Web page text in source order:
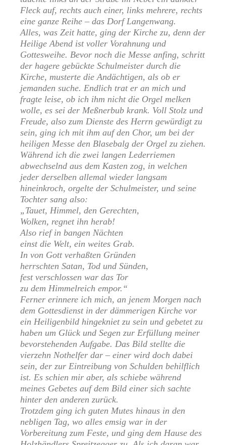
Fleck auf, rechts auch einer, links mehrere, rechts
eine ganze Reihe – das Dorf Langenwang.
Alles, was Zeit hatte, ging der Kirche zu, denn der
Heilige Abend ist voller Vorahnung und
Gottesweihe. Bevor noch die Messe anfing, schritt
der hagere gebückte Schulmeister durch die
Kirche, musterte die Andächtigen, als ob er
jemanden suche. Endlich trat er an mich und
fragte leise, ob ich ihm nicht die Orgel melken
wolle, es sei der Meßnerbub krank. Voll Stolz und
Freude, also zum Dienste des Herrn gewürdigt zu
sein, ging ich mit ihm auf den Chor, um bei der
heiligen Messe den Blasebalg der Orgel zu ziehen.
Während ich die zwei langen Lederriemen
abwechselnd aus dem Kasten zog, in welchen
jeder derselben allemal wieder langsam
hineinkroch, orgelte der Schulmeister, und seine
Tochter sang also:
„Tauet, Himmel, den Gerechten,
Wolken, regnet ihn herab!
Also rief in bangen Nächten
einst die Welt, ein weites Grab.
In von Gott verhaßten Gründen
herrschten Satan, Tod und Sünden,
fest verschlossen war das Tor
zu dem Himmelreich empor.“
Ferner erinnere ich mich, an jenem Morgen nach
dem Gottesdienst in der dämmerigen Kirche vor
ein Heiligenbild hingekniet zu sein und gebetet zu
haben um Glück und Segen zur Erfüllung meiner
bevorstehenden Aufgabe. Das Bild stellte die
vierzehn Nothelfer dar – einer wird doch dabei
sein, der zur Eintreibung von Schulden behilflich
ist. Es schien mir aber, als schiebe während
meines Gebetes auf dem Bild einer sich sachte
hinter den anderen zurück.
Trotzdem ging ich guten Mutes hinaus in den
nebligen Tag, wo alles emsig war in der
Vorbereitung zum Feste, und ging dem Hause des